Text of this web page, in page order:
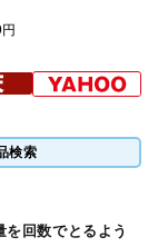
検索
回数でとるよう